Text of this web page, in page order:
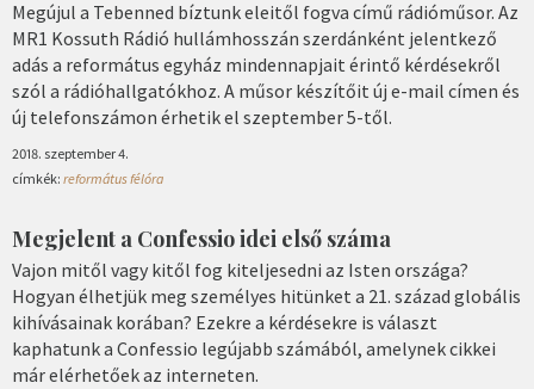
Megújul a Tebenned bíztunk eleitől fogva című rádióműsor. Az
MR1 Kossuth Rádió hullámhosszán szerdánként jelentkező
adás a református egyház mindennapjait érintő kérdésekről
szól a rádióhallgatókhoz. A műsor készítőit új e-mail címen és
új telefonszámon érhetik el szeptember 5-től.
2018. szeptember 4.
címkék: református félóra
Megjelent a Confessio idei első száma
Vajon mitől vagy kitől fog kiteljesedni az Isten országa?
Hogyan élhetjük meg személyes hitünket a 21. század globális
kihívásainak korában? Ezekre a kérdésekre is választ
kaphatunk a Confessio legújabb számából, amelynek cikkei
már elérhetőek az interneten.